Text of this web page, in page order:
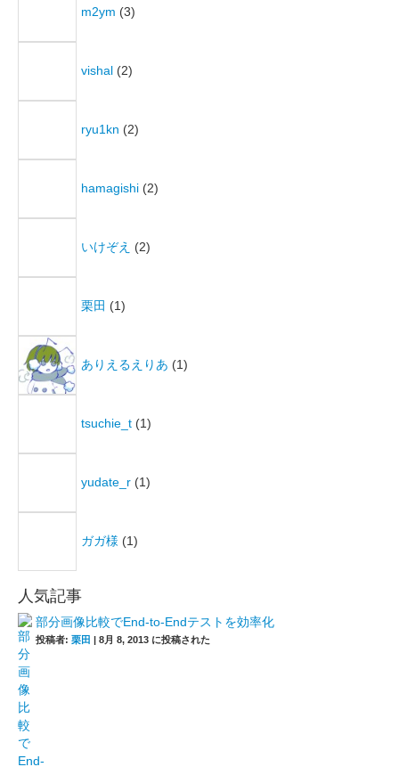
m2ym (3)
vishal (2)
ryu1kn (2)
hamagishi (2)
いけぞえ (2)
栗田 (1)
ありえるえりあ (1)
tsuchie_t (1)
yudate_r (1)
ガガ様 (1)
人気記事
部分画像比較でEnd-to-Endテストを効率化
投稿者: 栗田 | 8月 8, 2013 に投稿された